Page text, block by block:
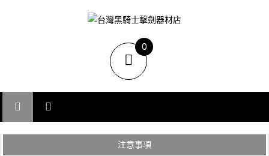
劍,佩劍,重劍,佩件,面罩,劍擊袋,劍擊車,周邊商品販售和售後服務.
0
items
注意事項